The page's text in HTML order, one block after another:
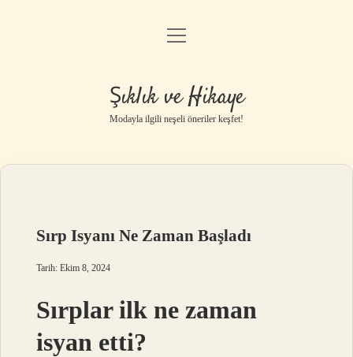
Gizlilik Politikası
Yasal Uyarı
menüyü
Şıklık ve Hikaye
Modayla ilgili neşeli öneriler keşfet!
Sırp Isyanı Ne Zaman Başladı
Tarih: Ekim 8, 2024
Sırplar ilk ne zaman
isyan etti?